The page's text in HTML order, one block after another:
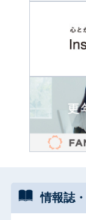
情報誌・